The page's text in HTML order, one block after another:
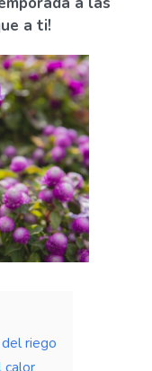
a ti!
riego
calor